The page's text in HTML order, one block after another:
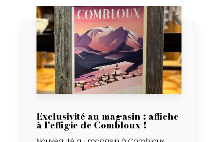
Exclusivité au magasin : affiche
à l'effigie de Combloux !